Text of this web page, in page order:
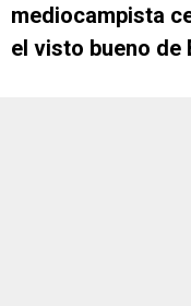
mediocampista
el visto bueno de